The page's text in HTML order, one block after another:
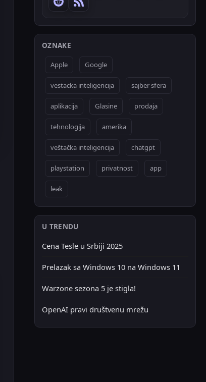
OZNAKE
Apple Google
vestacka inteligencija sajber sfera
aplikacija Glasine prodaja
tehnologija amerika
veštačka inteligencija chatgpt
playstation privatnost app
leak
U TRENDU
Cena Tesle u Srbiji 2025
Prelazak sa Windows 10 na Windows 11
Warzone sezona 5 je stigla!
OpenAI pravi društvenu mrežu